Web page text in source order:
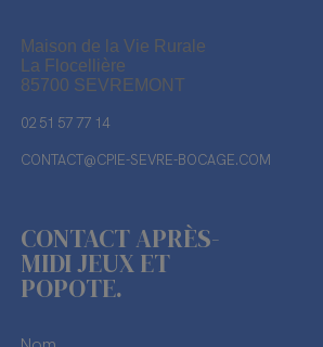
Maison de la Vie Rurale
La Flocellière
85700 SEVREMONT
02 51 57 77 14
CONTACT@CPIE-SEVRE-BOCAGE.COM
CONTACT APRÈS-
MIDI JEUX ET
POPOTE.